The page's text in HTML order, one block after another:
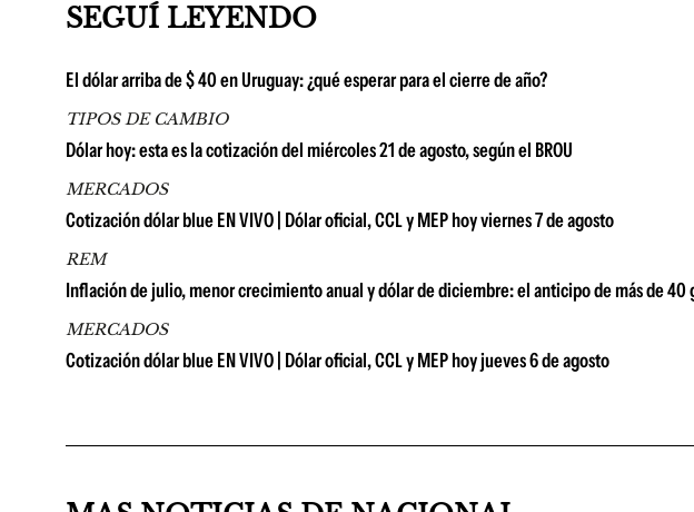
SEGUÍ LEYENDO
El dólar arriba de $ 40 en Uruguay: ¿qué esperar para el cierre de año?
TIPOS DE CAMBIO
Dólar hoy: esta es la cotización del miércoles 21 de agosto, según el BROU
MERCADOS
Cotización dólar blue EN VIVO | Dólar oficial, CCL y MEP hoy viernes 7 de agosto
REM
Inflación de julio, menor crecimiento anual y dólar de diciembre: el anticipo de más de 40
MERCADOS
Cotización dólar blue EN VIVO | Dólar oficial, CCL y MEP hoy jueves 6 de agosto